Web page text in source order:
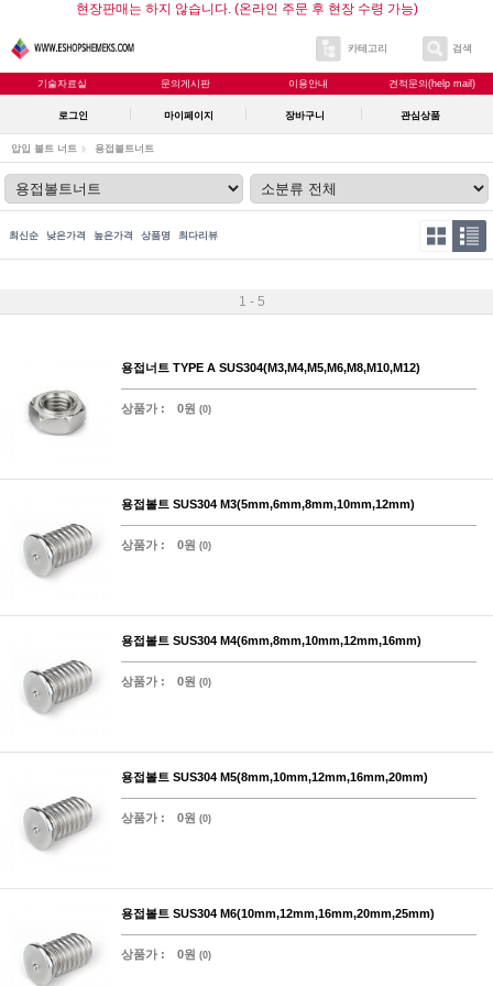
현장판매는 하지 않습니다. (온라인 주문 후 현장 수령 가능)
카테고리 검색
기술자료실 문의게시판 이용안내 견적문의(help mail)
로그인 마이페이지 장바구니 관심상품
압입 볼트 너트 용접볼트너트
최신순 낮은가격 높은가격 상품명 최다리뷰
1 - 5
용접너트 TYPE A SUS304(M3,M4,M5,M6,M8,M10,M12)
상품가 : 0원 (0)
용접볼트 SUS304 M3(5mm,6mm,8mm,10mm,12mm)
상품가 : 0원 (0)
용접볼트 SUS304 M4(6mm,8mm,10mm,12mm,16mm)
상품가 : 0원 (0)
용접볼트 SUS304 M5(8mm,10mm,12mm,16mm,20mm)
상품가 : 0원 (0)
용접볼트 SUS304 M6(10mm,12mm,16mm,20mm,25mm)
상품가 : 0원 (0)